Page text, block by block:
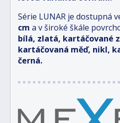
Série LUNAR je dostupná
cm a v široké škále
bílá, zlatá, kartáčované
kartáčovaná měď, nikl,
černá.